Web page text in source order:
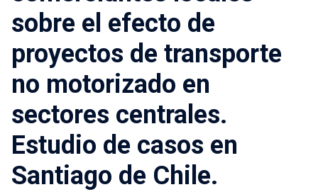
sobre el efecto de
proyectos de transporte
no motorizado en
sectores centrales.
Estudio de casos en
Santiago de Chile.